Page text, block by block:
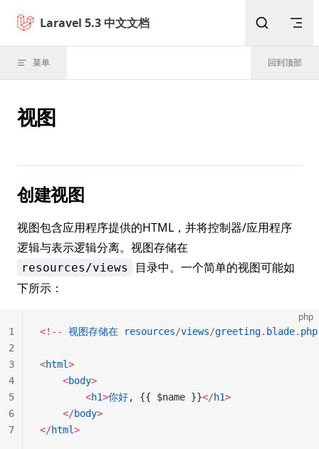
Skip to content
Laravel 5.3 中文文档
菜单 回到顶部
视图
创建视图
视图包含应用程序提供的HTML，并将控制器/应用程序
逻辑与表示逻辑分离。视图存储在
resources/views
目录中。一个简单的视图可能如
下所示：
php
<!-- 视图存储在 resources/views/greeting. blade. php
<html>
    <
body>
        <
h1>你好, {{ $name }}</h1>
    </
body>
</html>
1
2
3
4
5
6
7